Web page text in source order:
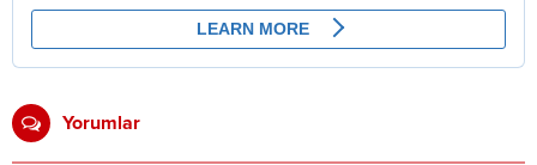
Yorumlar